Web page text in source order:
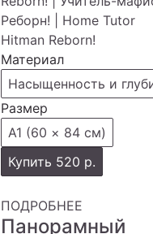
Материал
Насыщенность и
Размер
А1 (60 × 84 см)
Купить 520 р.
ПОДРОБНЕЕ
Панорамный